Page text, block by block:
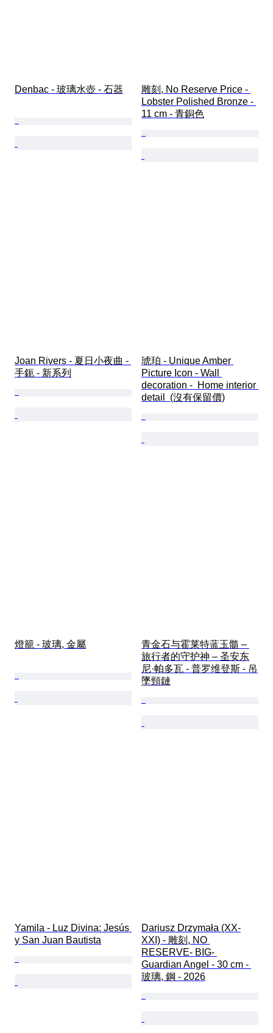
Denbac - 玻璃水壺 - 石器
雕刻, No Reserve Price -
Lobster Polished Bronze -
11 cm - 青銅色
Joan Rivers - 夏日小夜曲 -
手鈪 - 新系列
琥珀 - Unique Amber
Picture Icon - Wall
decoration -  Home interior
detail  (沒有保留價)
燈籠 - 玻璃, 金屬
青金石与霍莱特蓝玉髓 –
旅行者的守护神 – 圣安东
尼·帕多瓦 - 普罗维登斯 - 吊
墜頸鏈
Yamila - Luz Divina: Jesús
y San Juan Bautista
Dariusz Drzymała (XX-
XXI) - 雕刻, NO
RESERVE- BIG-
Guardian Angel - 30 cm -
玻璃, 鋼 - 2026